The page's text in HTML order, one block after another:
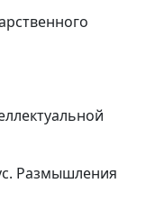
Размышления